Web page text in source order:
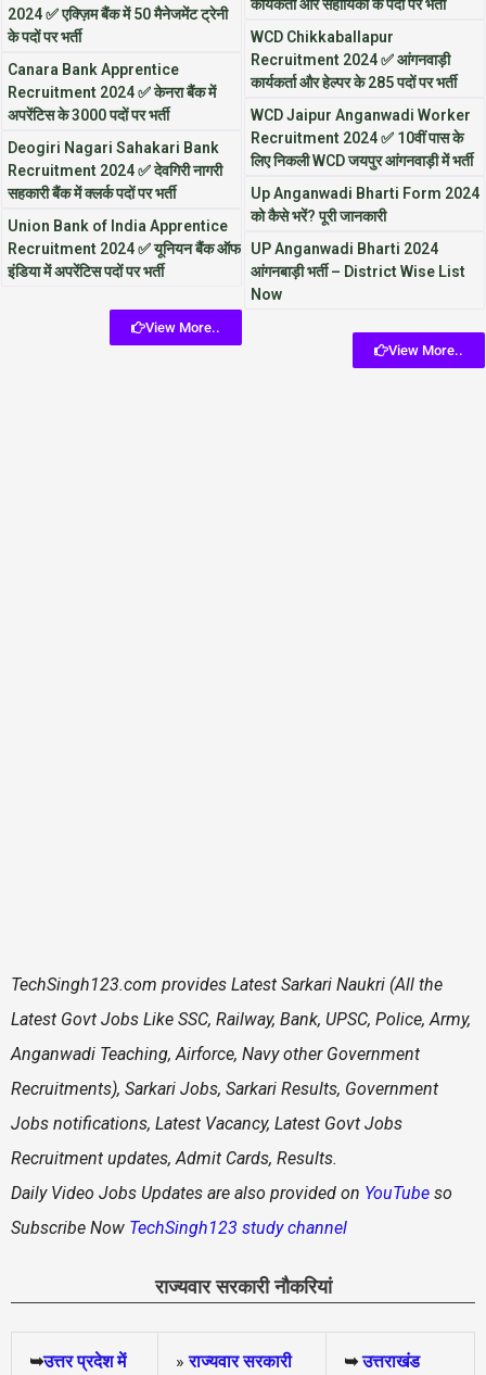
2024 ✅ एक्ज़िम बैंक में 50 मैनेजमेंट ट्रेनी
के पदों पर भर्ती
Canara Bank Apprentice
Recruitment 2024 ✅ केनरा बैंक में
अपरेंटिस के 3000 पदों पर भर्ती
Deogiri Nagari Sahakari Bank
Recruitment 2024 ✅ देवगिरी नागरी
सहकारी बैंक में क्लर्क पदों पर भर्ती
Union Bank of India Apprentice
Recruitment 2024 ✅ यूनियन बैंक ऑफ
इंडिया में अपरेंटिस पदों पर भर्ती
View More..
कार्यकर्ता और सहायिका के पदों पर भर्ती
WCD Chikkaballapur
Recruitment 2024 ✅ आंगनवाड़ी
कार्यकर्ता और हेल्पर के 285 पदों पर भर्ती
WCD Jaipur Anganwadi Worker
Recruitment 2024 ✅ 10वीं पास के
लिए निकली WCD जयपुर आंगनवाड़ी में भर्ती
Up Anganwadi Bharti Form 2024
को कैसे भरें? पूरी जानकारी
UP Anganwadi Bharti 2024
आंगनबाड़ी भर्ती – District Wise List
Now
View More..
TechSingh123.com provides Latest Sarkari Naukri (All the
Latest Govt Jobs Like SSC, Railway, Bank, UPSC, Police, Army,
Anganwadi Teaching, Airforce, Navy other Government
Recruitments), Sarkari Jobs, Sarkari Results, Government
Jobs notifications, Latest Vacancy, Latest Govt Jobs
Recruitment updates, Admit Cards, Results.
Daily Video Jobs Updates are also provided on YouTube so
Subscribe Now TechSingh123 study channel
राज्यवार सरकारी नौकरियां
➥उत्तर प्रदेश में
»राज्यवार सरकारी
➥ उत्तराखंड